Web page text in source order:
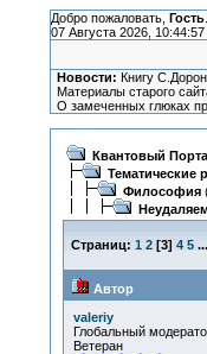
Добро пожаловать, Гость
07 Августа 2026, 10:44:57
Новости: Книгу
Материалы старого
О замеченных глюках
Квантовый
Тематические
Философия
Страниц: 1 2[3] 4 5 ...
Автор
valeriy
Глобальный
Ветеран